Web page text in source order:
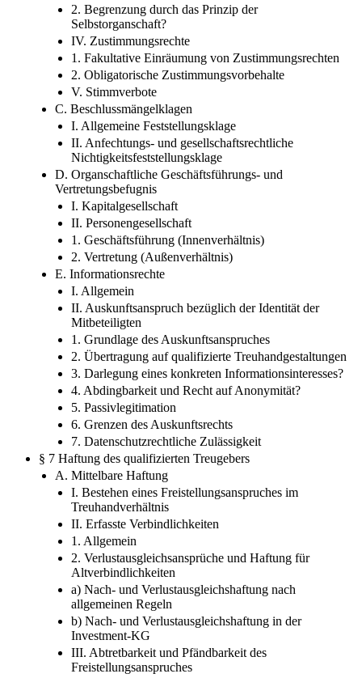
2. Begrenzung durch das Prinzip der
Selbstorganschaft?
IV. Zustimmungsrechte
1. Fakultative Einräumung von Zustimmungsrechten
2. Obligatorische Zustimmungsvorbehalte
V. Stimmverbote
C. Beschlussmängelklagen
I. Allgemeine Feststellungsklage
II. Anfechtungs- und gesellschaftsrechtliche
Nichtigkeitsfeststellungsklage
D. Organschaftliche Geschäftsführungs- und
Vertretungsbefugnis
I. Kapitalgesellschaft
II. Personengesellschaft
1. Geschäftsführung (Innenverhältnis)
2. Vertretung (Außenverhältnis)
E. Informationsrechte
I. Allgemein
II. Auskunftsanspruch bezüglich der Identität der
Mitbeteiligten
1. Grundlage des Auskunftsanspruches
2. Übertragung auf qualifizierte Treuhandgestaltungen
3. Darlegung eines konkreten Informationsinteresses?
4. Abdingbarkeit und Recht auf Anonymität?
5. Passivlegitimation
6. Grenzen des Auskunftsrechts
7. Datenschutzrechtliche Zulässigkeit
§ 7 Haftung des qualifizierten Treugebers
A. Mittelbare Haftung
I. Bestehen eines Freistellungsanspruches im
Treuhandverhältnis
II. Erfasste Verbindlichkeiten
1. Allgemein
2. Verlustausgleichsansprüche und Haftung für
Altverbindlichkeiten
a) Nach- und Verlustausgleichshaftung nach
allgemeinen Regeln
b) Nach- und Verlustausgleichshaftung in der
Investment-KG
III. Abtretbarkeit und Pfändbarkeit des
Freistellungsanspruches